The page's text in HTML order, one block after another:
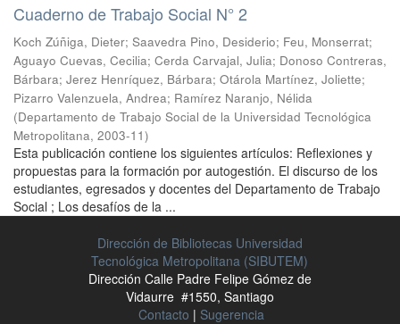
Cuaderno de Trabajo Social N° 2
Koch Zúñiga, Dieter; Saavedra Pino, Desiderio; Feu, Monserrat;
Aguayo Cuevas, Cecilia; Cerda Carvajal, Julia; Donoso Contreras,
Bárbara; Jerez Henríquez, Bárbara; Otárola Martínez, Joliette;
Pizarro Valenzuela, Andrea; Ramírez Naranjo, Nélida
(Departamento de Trabajo Social de la Universidad Tecnológica
Metropolitana, 2003-11)
Esta publicación contiene los siguientes artículos: Reflexiones y
propuestas para la formación por autogestión. El discurso de los
estudiantes, egresados y docentes del Departamento de Trabajo
Social ; Los desafíos de la ...
Dirección de Bibliotecas Universidad
Tecnológica Metropolitana (SIBUTEM)
Dirección Calle Padre Felipe Gómez de
Vidaurre #1550, Santiago
Contacto | Sugerencia